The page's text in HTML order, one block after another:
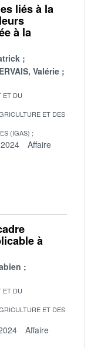
liés à la
à la
Valérie
ET DU
ET DES
(IGAS)
Affaire
à
ET DU
ET DES
Affaire